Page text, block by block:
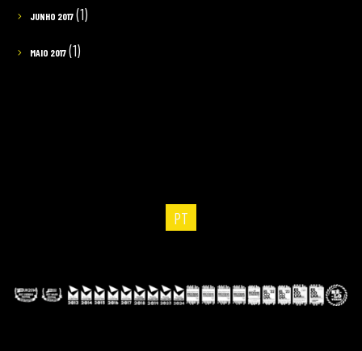
JUNHO 2017(1)
MAIO 2017(1)
PT